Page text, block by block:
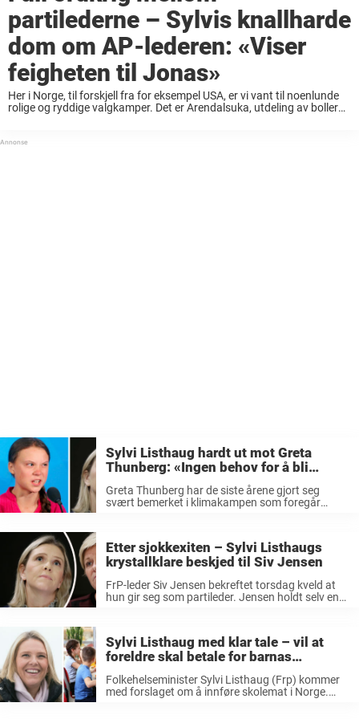
partilederne – Sylvis knallharde
dom om AP-lederen: «Viser
feigheten til Jonas»
Her i Norge, til forskjell fra for eksempel USA, er vi vant til noenlunde
rolige og ryddige valgkamper. Det er Arendalsuka, utdeling av boller
Sylvi Listhaug hardt ut mot Greta
Thunberg: «Ingen behov for å bli
belært…»
Greta Thunberg har de siste årene gjort seg
svært bemerket i klimakampen som foregår
skolestreiker både innenfor ...
Etter sjokkexiten – Sylvi Listhaugs
krystallklare beskjed til Siv Jensen
FrP-leder Siv Jensen bekreftet torsdag kveld at
hun gir seg som partileder. Jensen holdt selv en
varslet nominasjonskomiteen i ...
Sylvi Listhaug med klar tale – vil at
foreldre skal betale for barnas
skolemat
Folkehelseminister Sylvi Listhaug (Frp) kommer
med forslaget om å innføre skolemat i Norge.